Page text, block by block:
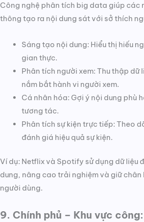
Công nghệ phân tích big data giúp các
thông tạo ra nội dung sát với sở thích
Sáng tạo nội dung: Hiểu thị hiếu
gian thực.
Phân tích người xem: Thu thập dữ
nắm bắt hành vi người xem.
Cá nhân hóa: Gợi ý nội dung phù
tương tác.
Phân tích sự kiện trực tiếp: Theo
đánh giá hiệu quả sự kiện.
Ví dụ: Netflix và Spotify sử dụng dữ liệu
dung, nâng cao trải nghiệm và giữ
người dùng.
9. Chính phủ – Khu vực